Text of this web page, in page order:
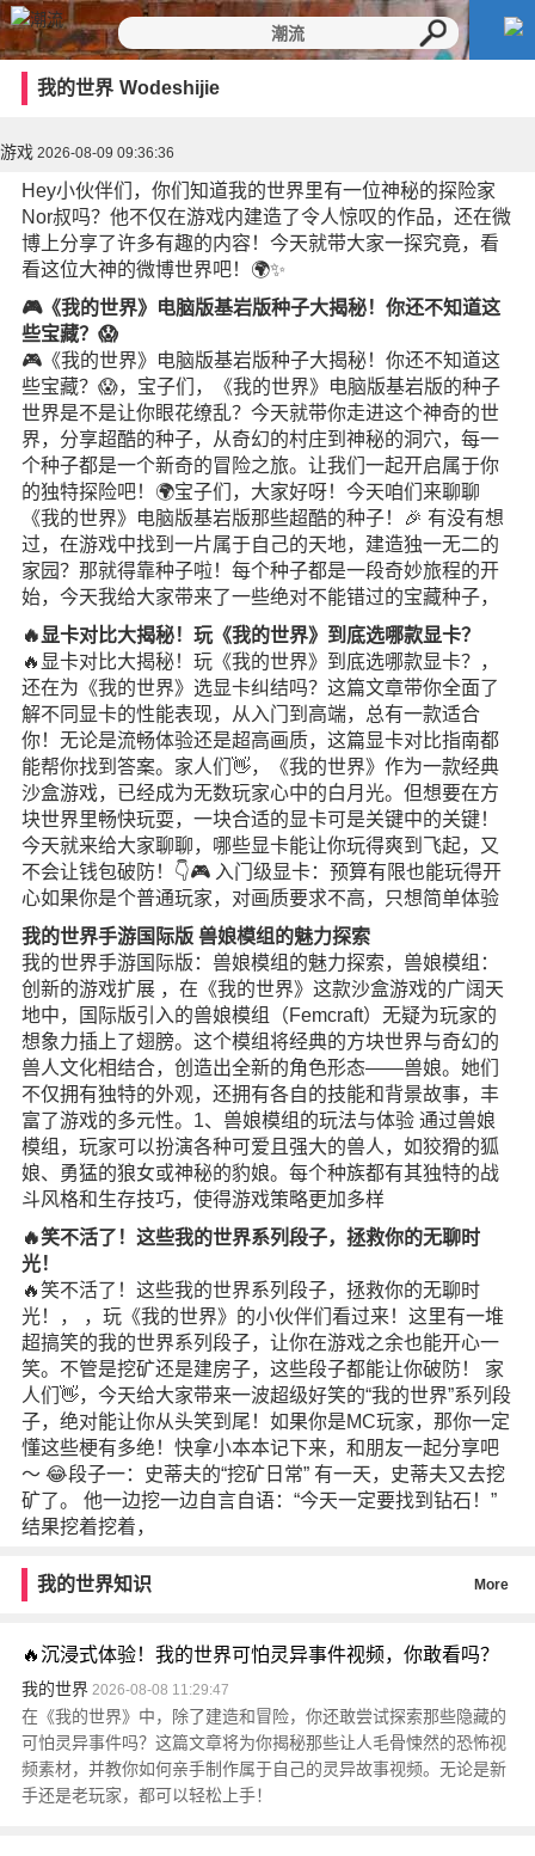
我的世界 Wodeshijie
游戏 2026-08-09 09:36:36
Hey小伙伴们，你们知道我的世界里有一位神秘的探险家
Nor叔吗？他不仅在游戏内建造了令人惊叹的作品，还在微
博上分享了许多有趣的内容！今天就带大家一探究竟，看
看这位大神的微博世界吧！🌍✨
🎮《我的世界》电脑版基岩版种子大揭秘！你还不知道这
些宝藏？😱
🎮《我的世界》电脑版基岩版种子大揭秘！你还不知道这
些宝藏？😱，宝子们，《我的世界》电脑版基岩版的种子
世界是不是让你眼花缭乱？今天就带你走进这个神奇的世
界，分享超酷的种子，从奇幻的村庄到神秘的洞穴，每一
个种子都是一个新奇的冒险之旅。让我们一起开启属于你
的独特探险吧！🌍宝子们，大家好呀！今天咱们来聊聊
《我的世界》电脑版基岩版那些超酷的种子！🎉 有没有想
过，在游戏中找到一片属于自己的天地，建造独一无二的
家园？那就得靠种子啦！每个种子都是一段奇妙旅程的开
始，今天我给大家带来了一些绝对不能错过的宝藏种子，
🔥显卡对比大揭秘！玩《我的世界》到底选哪款显卡？
🔥显卡对比大揭秘！玩《我的世界》到底选哪款显卡？，
还在为《我的世界》选显卡纠结吗？这篇文章带你全面了
解不同显卡的性能表现，从入门到高端，总有一款适合
你！无论是流畅体验还是超高画质，这篇显卡对比指南都
能帮你找到答案。家人们👋，《我的世界》作为一款经典
沙盒游戏，已经成为无数玩家心中的白月光。但想要在方
块世界里畅快玩耍，一块合适的显卡可是关键中的关键！
今天就来给大家聊聊，哪些显卡能让你玩得爽到飞起，又
不会让钱包破防！👇🎮 入门级显卡：预算有限也能玩得开
心如果你是个普通玩家，对画质要求不高，只想简单体验
我的世界手游国际版 兽娘模组的魅力探索
我的世界手游国际版：兽娘模组的魅力探索，兽娘模组：
创新的游戏扩展 ，在《我的世界》这款沙盒游戏的广阔天
地中，国际版引入的兽娘模组（Femcraft）无疑为玩家的
想象力插上了翅膀。这个模组将经典的方块世界与奇幻的
兽人文化相结合，创造出全新的角色形态——兽娘。她们
不仅拥有独特的外观，还拥有各自的技能和背景故事，丰
富了游戏的多元性。1、兽娘模组的玩法与体验 通过兽娘
模组，玩家可以扮演各种可爱且强大的兽人，如狡猾的狐
娘、勇猛的狼女或神秘的豹娘。每个种族都有其独特的战
斗风格和生存技巧，使得游戏策略更加多样
🔥笑不活了！这些我的世界系列段子，拯救你的无聊时
光！
🔥笑不活了！这些我的世界系列段子，拯救你的无聊时
光！， ，玩《我的世界》的小伙伴们看过来！这里有一堆
超搞笑的我的世界系列段子，让你在游戏之余也能开心一
笑。不管是挖矿还是建房子，这些段子都能让你破防！ 家
人们👋，今天给大家带来一波超级好笑的“我的世界”系列段
子，绝对能让你从头笑到尾！如果你是MC玩家，那你一定
懂这些梗有多绝！快拿小本本记下来，和朋友一起分享吧
～ 😂段子一：史蒂夫的“挖矿日常” 有一天，史蒂夫又去挖
矿了。 他一边挖一边自言自语：“今天一定要找到钻石！”
结果挖着挖着，
我的世界知识 More
🔥沉浸式体验！我的世界可怕灵异事件视频，你敢看吗？
我的世界2026-08-08 11:29:47
在《我的世界》中，除了建造和冒险，你还敢尝试探索那些隐藏的
可怕灵异事件吗？这篇文章将为你揭秘那些让人毛骨悚然的恐怖视
频素材，并教你如何亲手制作属于自己的灵异故事视频。无论是新
手还是老玩家，都可以轻松上手！